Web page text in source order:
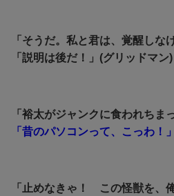
「そうだ。私と君は、覚醒しな
「説明は後だ！」(グリッドマン)
「裕太がジャンクに食われちま
「昔のパソコンって、こっわ！
「止めなきゃ！ この怪獣を、